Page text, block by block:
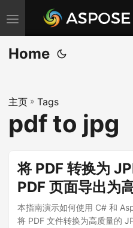
切
换
导
Home
主页 » Tags
pdf to jpg
将 PDF 转换为
PDF 页面导出为
本指南演示如何使用 C# 和
将 PDF 文件转换为高质量的